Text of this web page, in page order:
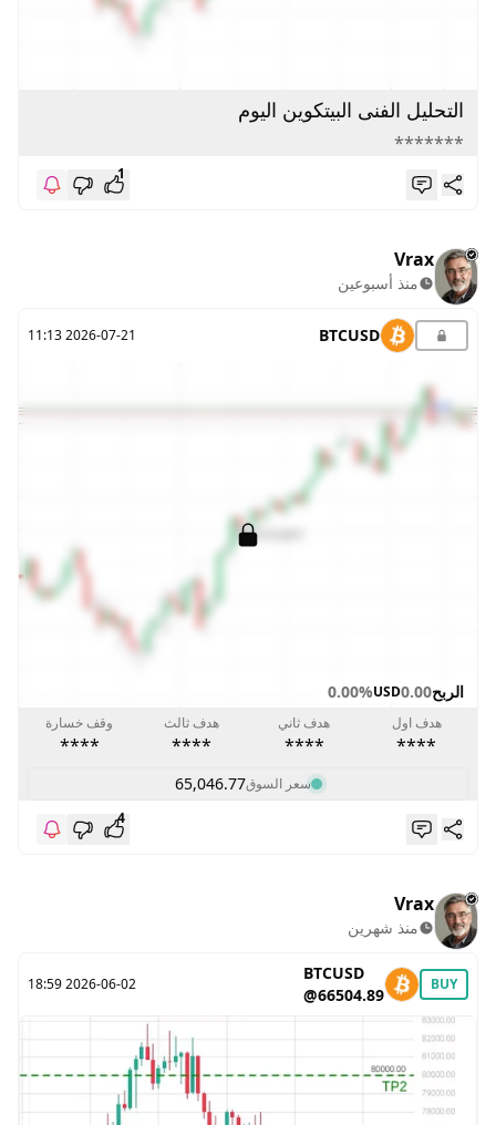
التحليل الفنى البيتكوين اليوم
*******
1
Vrax
منذ أسبوعين
BTCUSD
2026-07-21 11:13
الربح0.00
USD
0.00%
هدف اول
****
هدف ثاني
****
هدف ثالث
****
وقف خسارة
****
سعر السوق65,046.77
4
Vrax
منذ شهرين
BUY
BTCUSD
@66504.89
2026-06-02 18:59